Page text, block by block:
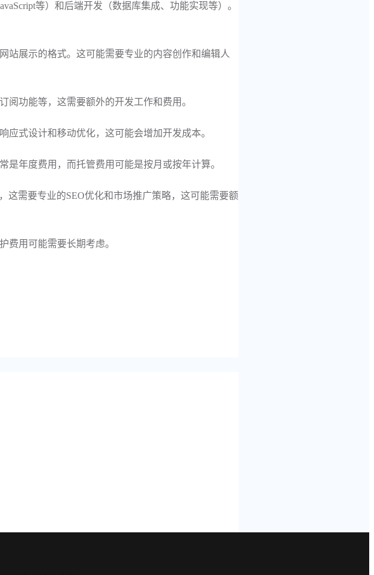
等）和后端开发（数据库集成、功能实现等）。
站展示的格式。这可能需要专业的内容创作和编辑人
阅功能等， 这需要额外的开发工作和费用。
应式设计和移动优化，这可能会增加开发成本。
是年度费用，而托管费用可能是按月或按年计算。
这需要专业的SEO优化和市场推广策略，这可能需要额
费用可能需要长期考虑。